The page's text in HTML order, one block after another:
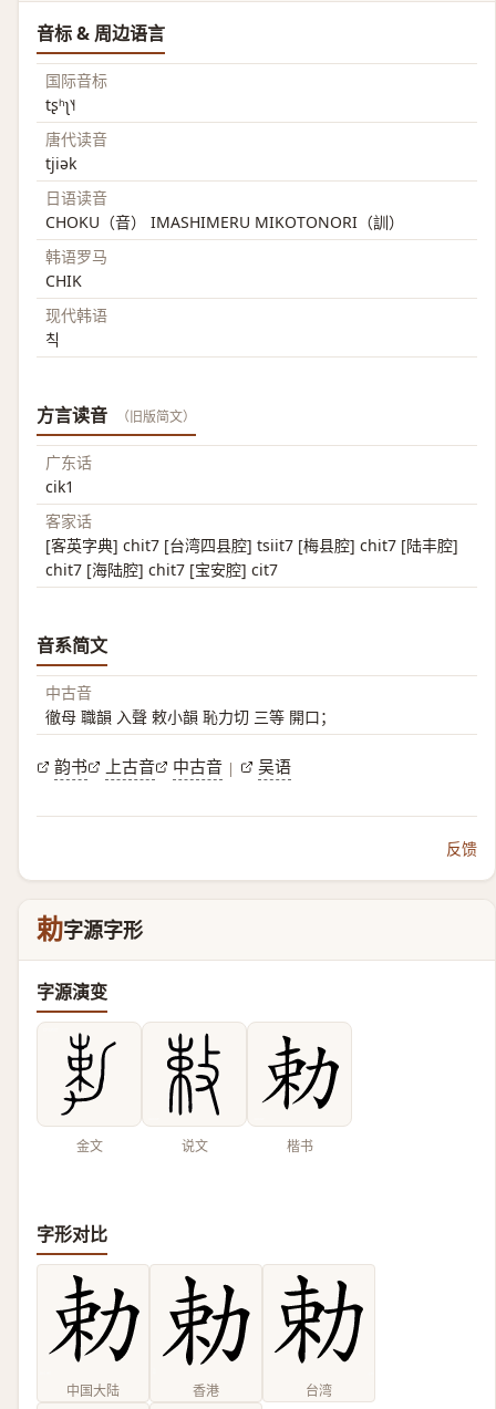
音标 & 周边语言
国际音标
tʂʰʅ˥˧
唐代读音
tjiək
日语读音
CHOKU（音） IMASHIMERU MIKOTONORI（訓）
韩语罗马
CHIK
现代韩语
칙
方言读音 （旧版简文）
广东话
cik1
客家话
[客英字典] chit7 [台湾四县腔] tsiit7 [梅县腔] chit7 [陆丰腔]
chit7 [海陆腔] chit7 [宝安腔] cit7
音系简文
中古音
徹母 職韻 入聲 敕小韻 恥力切 三等 開口；
韵书 上古音 中古音 | 吴语
反馈
勅字源字形
字源演变
金文 说文 楷书
字形对比
中国大陆 香港 台湾